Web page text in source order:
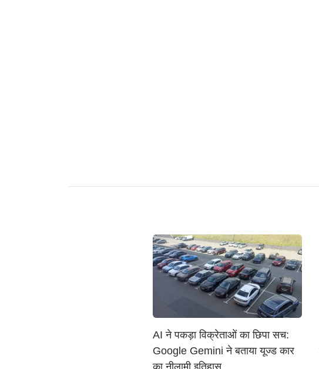
AI ने पकड़ा विक्रेताओं का छिपा सच:
Google Gemini ने बताया यूज्ड कार